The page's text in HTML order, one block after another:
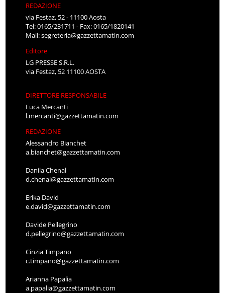
REDAZIONE
via Festaz, 52 - 11100 Aosta
Tel: 0165/231711 - Fax: 0165/1820141
Mail:segreteria@gazzettamatin.com
Editore
LG PRESSE S.R.L.
via Festaz, 52 11100 AOSTA
DIRETTORE RESPONSABILE
Luca Mercanti
l.mercanti@gazzettamatin.com
REDAZIONE
Alessandro Bianchet
a.bianchet@gazzettamatin.com
Danila Chenal
d.chenal@gazzettamatin.com
Erika David
e.david@gazzettamatin.com
Davide Pellegrino
d.pellegrino@gazzettamatin.com
Cinzia Timpano
c.timpano@gazzettamatin.com
Arianna Papalia
a.papalia@gazzettamatin.com